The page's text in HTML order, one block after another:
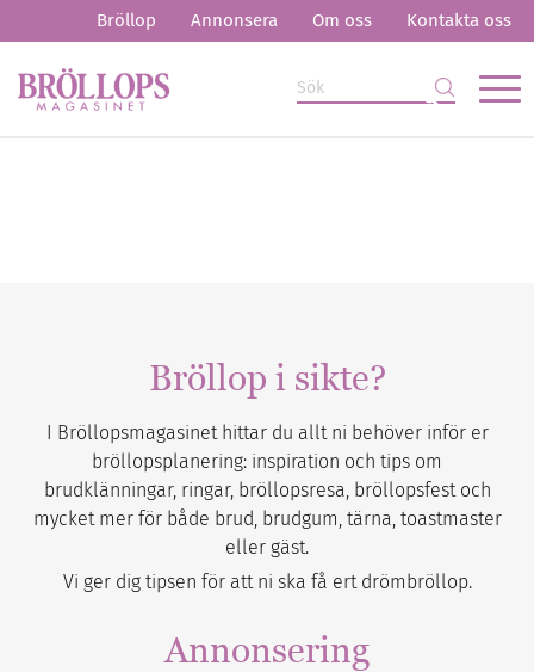
Bröllop Annonsera Om oss Kontakta oss
Bröllop i sikte?
I Bröllopsmagasinet hittar du allt ni behöver inför er
bröllopsplanering: inspiration och tips om
brudklänningar, ringar, bröllopsresa, bröllopsfest och
mycket mer för både brud, brudgum, tärna, toastmaster
eller gäst.
Vi ger dig tipsen för att ni ska få ert drömbröllop.
Annonsering